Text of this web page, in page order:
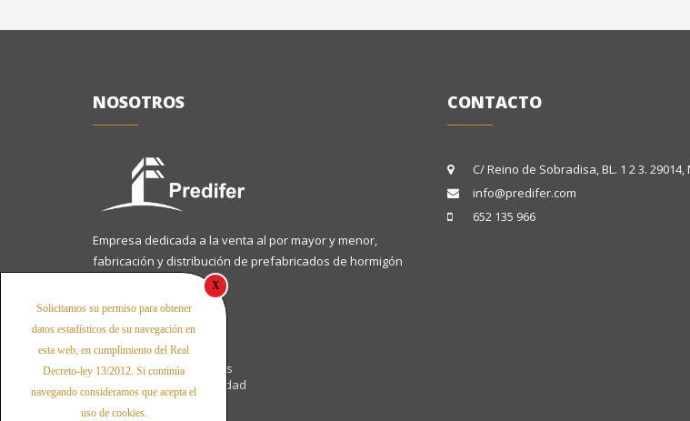
Solicitamos su permiso para obtener
datos estadísticos de su navegación en
esta web, en cumplimiento del Real
Decreto-ley 13/2012. Si continúa
navegando consideramos que acepta el
uso de cookies.
X
NOSOTROS
Empresa dedicada a la venta al por mayor y menor,
fabricación y distribución de prefabricados de hormigón
para la construcción.
Páginas legales:
Aviso Legal
Política de Cookies
Política de Privacidad
CONTACTO
C/ Reino de Sobradisa, BL. 1 2 3. 29014,
info@predifer.com
652 135 966